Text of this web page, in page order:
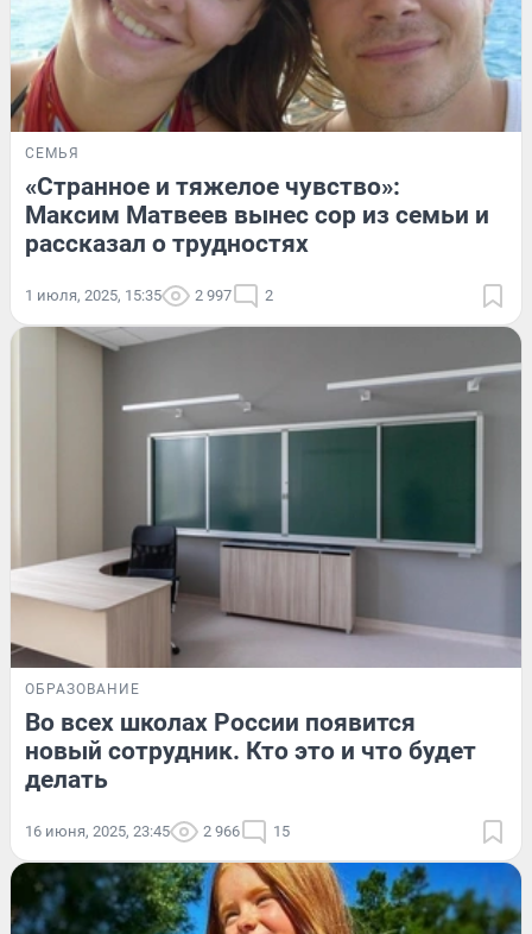
СЕМЬЯ
«Странное и тяжелое чувство»:
Максим Матвеев вынес сор из семьи и
рассказал о трудностях
1 июля, 2025, 15:35 2 997 2
ОБРАЗОВАНИЕ
Во всех школах России появится
новый сотрудник. Кто это и что будет
делать
16 июня, 2025, 23:45 2 966 15